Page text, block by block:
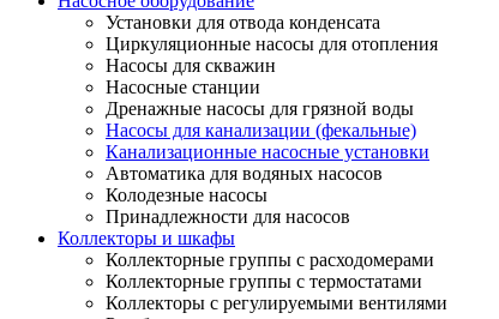
Установки для отвода конденсата
Циркуляционные насосы для отопления
Насосы для скважин
Насосные станции
Дренажные насосы для грязной воды
Насосы для канализации (фекальные)
Канализационные насосные установки
Автоматика для водяных насосов
Колодезные насосы
Принадлежности для насосов
Коллекторы и шкафы
Коллекторные группы с расходомерами
Коллекторные группы с термостатами
Коллекторы с регулируемыми вентилями